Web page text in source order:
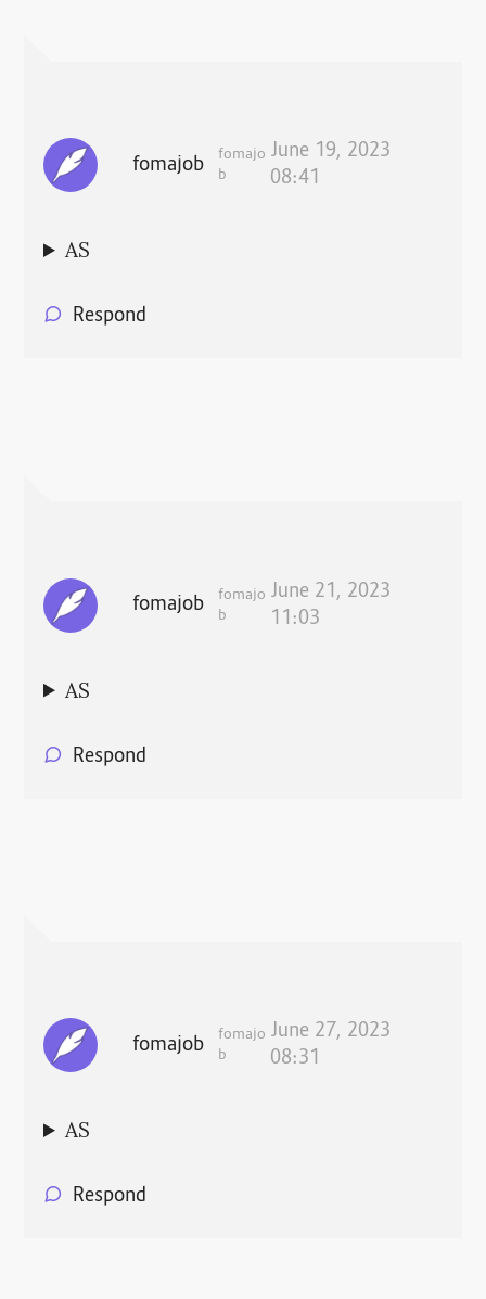
fomajob
fomajo
b
June 19, 2023
08:41
AS
Respond
fomajob
fomajo
b
June 21, 2023
11:03
AS
Respond
fomajob
fomajo
b
June 27, 2023
08:31
AS
Respond